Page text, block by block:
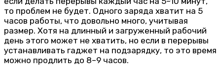
то проблем не будет. Одного заряда хватит на 5
часов работы, что довольно много, учитывая
размер. Хотя на длинный и загруженный рабочий
день этого может не хватить, но если в перерывы
устанавливать гаджет на подзарядку, то это время
можно продлить до 8–9 часов.